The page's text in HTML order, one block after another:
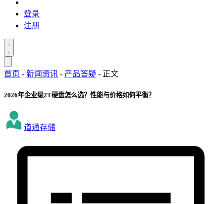
登录
注册
首页 - 新闻资讯 - 产品答疑 - 正文
2026年企业级2T硬盘怎么选？性能与价格如何平衡？
道通存储